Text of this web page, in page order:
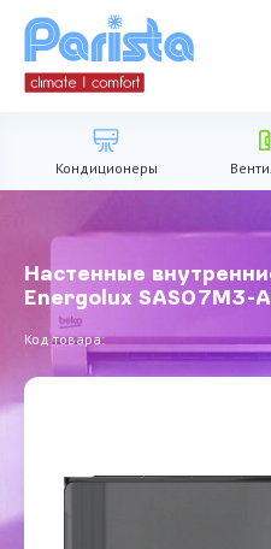
Кондиционеры
Настенные
Energolux SAS07M3-
Код товара: